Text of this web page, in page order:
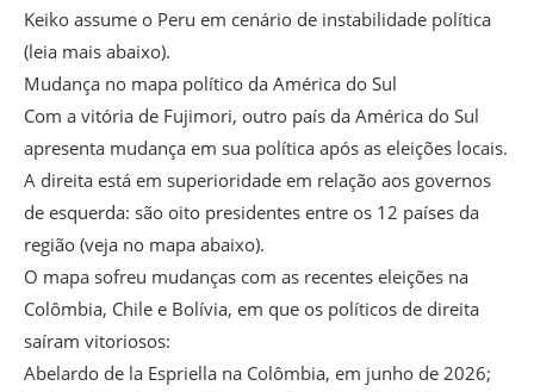
Keiko assume o Peru em cenário de instabilidade política
(leia mais abaixo).
Mudança no mapa político da América do Sul
Com a vitória de Fujimori, outro país da América do Sul
apresenta mudança em sua política após as eleições locais.
A direita está em superioridade em relação aos governos
de esquerda: são oito presidentes entre os 12 países da
região (veja no mapa abaixo).
O mapa sofreu mudanças com as recentes eleições na
Colômbia, Chile e Bolívia, em que os políticos de direita
saíram vitoriosos:
Abelardo de la Espriella na Colômbia, em junho de 2026;